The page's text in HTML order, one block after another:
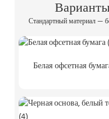
Стандартный материал —
Белая офсетная